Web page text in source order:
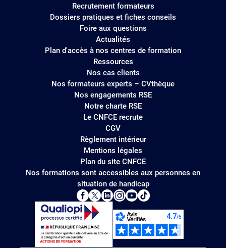
Recrutement formateurs
Dossiers pratiques et fiches conseils
Foire aux questions
Actualités
Plan d'accès à nos centres de formation
Ressources
Nos cas clients
Nos formateurs experts – CVthèque
Nos engagements RSE
Notre charte RSE
Le CNFCE recrute
CGV
Règlement intérieur
Mentions légales
Plan du site CNFCE
Nos formations sont accessibles aux personnes en
situation de handicap